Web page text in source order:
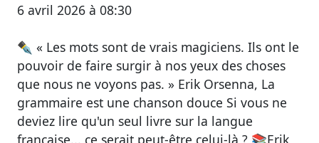
6 avril 2026 à 08:30
✒️ « Les mots sont de vrais magiciens. Ils ont le
pouvoir de faire surgir à nos yeux des choses
que nous ne voyons pas. » Erik Orsenna, La
grammaire est une chanson douce Si vous ne
deviez lire qu'un seul livre sur la langue
française... ce serait peut-être celui-là ? 📚Erik